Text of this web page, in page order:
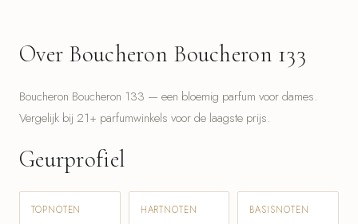
Over Boucheron Boucheron 133
Boucheron Boucheron 133 — een bloemig parfum voor dames.
Vergelijk bij 21+ parfumwinkels voor de laagste prijs.
Geurprofiel
TOPNOTEN HARTNOTEN BASISNOTEN